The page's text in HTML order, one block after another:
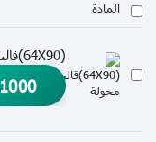
المادة
(64X90)قالب محولة
1000